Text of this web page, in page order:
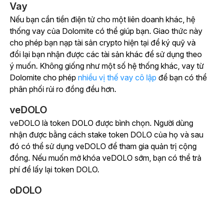
Vay
Nếu bạn cần tiền điện tử cho một liên doanh khác, hệ
thống vay của Dolomite có thể giúp bạn. Giao thức này
cho phép bạn nạp tài sản crypto hiện tại để ký quỹ và
đổi lại bạn nhận được các tài sản khác để sử dụng theo
ý muốn. Không giống như một số hệ thống khác, vay từ
Dolomite cho phép nhiều vị thế vay cô lập để bạn có thể
phân phối rủi ro đồng đều hơn.
veDOLO
veDOLO là token DOLO được bình chọn. Người dùng
nhận được bằng cách stake token DOLO của họ và sau
đó có thể sử dụng veDOLO để tham gia quản trị cộng
đồng. Nếu muốn mở khóa veDOLO sớm, bạn có thể trả
phí để lấy lại token DOLO.
oDOLO